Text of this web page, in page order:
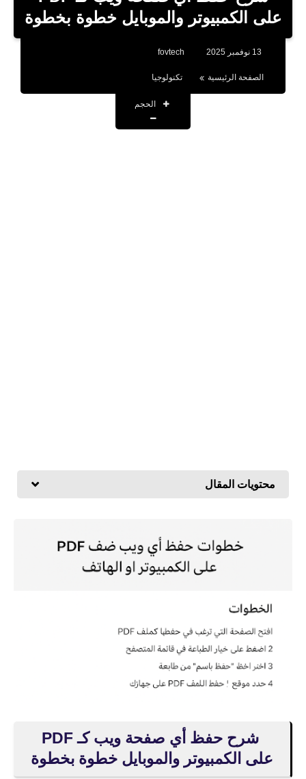
برامج كمبيوتر
على الكمبيوتر والموبايل خطوة بخطوة
fovtech
الصفحة الرئيسية تكنولوجيا
الحجم
محتويات المقال
شرح حفظ أي صفحة ويب كـ PDF
على الكمبيوتر والموبايل خطوة بخطوة